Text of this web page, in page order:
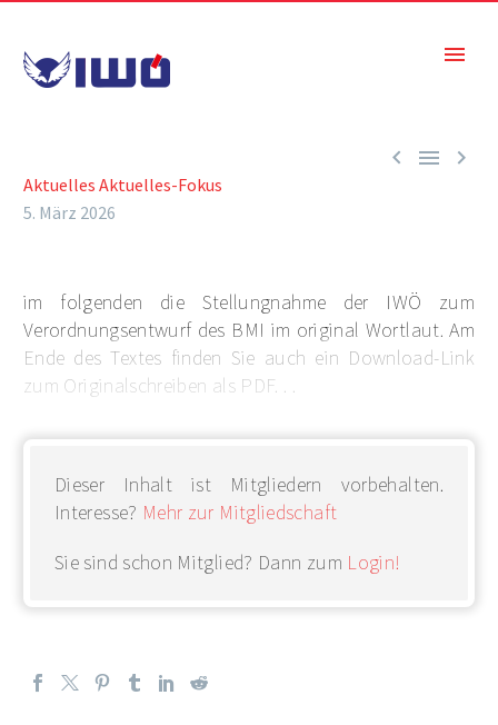
  
Aktuelles Aktuelles-Fokus
5. März 2026
im folgenden die Stellungnahme der IWÖ zum
Verordnungsentwurf des BMI im original Wortlaut. Am
Ende des Textes finden Sie auch ein Download-Link
zum Originalschreiben als PDF. . .
Dieser Inhalt ist Mitgliedern vorbehalten.
Interesse? Mehr zur Mitgliedschaft
Sie sind schon Mitglied? Dann zum Login!